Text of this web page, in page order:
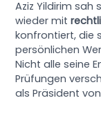
Aziz Yildirim sah
wieder mit
konfrontiert, die
persönlichen
Nicht alle seine
Prüfungen
als Präsident